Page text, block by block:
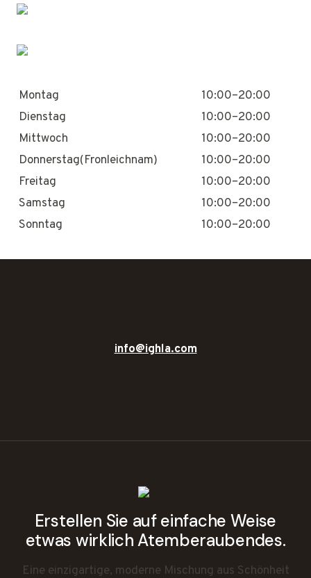
Montag
10:00–20:00
Dienstag
10:00–20:00
Mittwoch
10:00–20:00
Donnerstag(Fronleichnam)
10:00–20:00
Freitag
10:00–20:00
Samstag
10:00–20:00
Sonntag
10:00–20:00
info@ighla.com
Erstellen Sie auf einfache Weise
etwas wirklich Atemberaubendes.
Eine einzigartige, moderne Mischung aus Schönheit